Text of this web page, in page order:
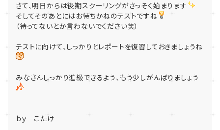
さて、明日からは後期スクーリングがさっそく始まります
そしてそのあとにはお待ちかねのテストですね
（待ってないとか言わないでください笑）
テストに向けて、しっかりとレポートを復習しておきましょうね
みなさんしっかり進級できるよう、もう少しがんばりましょう
ｂｙ こたけ